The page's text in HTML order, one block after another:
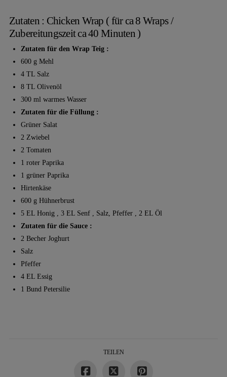
Zutaten : Chicken Wrap ( für ca 8 Wraps /
Zubereitungszeit ca 40 Minuten )
Zutaten für den Wrap Teig :
600 g Mehl
4 TL Salz
8 TL Olivenöl
300 ml warmes Wasser
Zutaten für die Füllung :
Grüner Salat
2 Zwiebel
2 Tomaten
1 roter Paprika
1 grüner Paprika
Hirtenkäse
600 g Hühnerbrust
5 EL Honig , 3 EL Senf , Salz, Pfeffer , 2 EL Öl
Zutaten für die Sauce :
2 Becher Joghurt
Salz
Pfeffer
4 EL Essig
1 Bund Petersilie
TEILEN